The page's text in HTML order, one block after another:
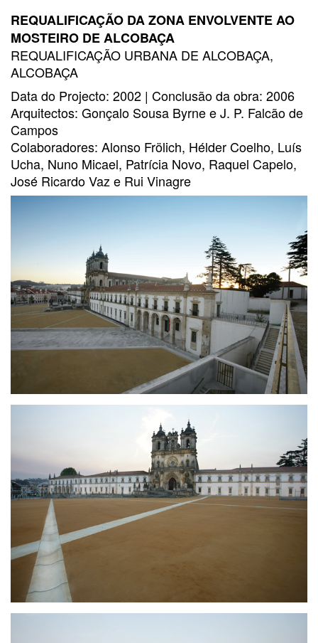
REQUALIFICAÇÃO DA ZONA ENVOLVENTE AO
MOSTEIRO DE ALCOBAÇA
REQUALIFICAÇÃO URBANA DE ALCOBAÇA,
ALCOBAÇA
Data do Projecto: 2002 | Conclusão da obra: 2006
Arquitectos: Gonçalo Sousa Byrne e J. P. Falcão de
Campos
Colaboradores: Alonso Frölich, Hélder Coelho, Luís
Ucha, Nuno Micael, Patrícia Novo, Raquel Capelo,
José Ricardo Vaz e Rui Vinagre